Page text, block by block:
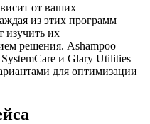
от ваших
из этих программ
изучить их
решения. Ashampoo
и Glary Utilities
для оптимизации